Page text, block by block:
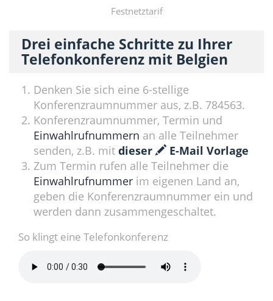
Festnetztarif
Drei einfache Schritte zu Ihrer
Telefonkonferenz mit Belgien
Denken Sie sich eine 6-stellige
Konferenzraumnummer aus, z.B. 784563.
Konferenzraumnummer, Termin und
Einwahlrufnummern an alle Teilnehmer
senden, z.B. mit dieser
E-Mail Vorlage
Zum Termin rufen alle Teilnehmer die
Einwahlrufnummer im eigenen Land an,
geben die Konferenzraumnummer ein und
werden dann zusammengeschaltet.
So klingt eine Telefonkonferenz